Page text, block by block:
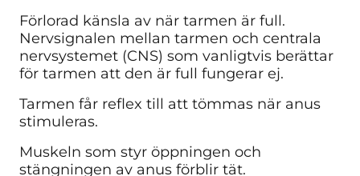
Förlorad känsla av när tarmen är full.
Nervsignalen mellan tarmen och centrala
nervsystemet (CNS) som vanligtvis berättar
för tarmen att den är full fungerar ej.
Tarmen får reflex till att tömmas när anus
stimuleras.
Muskeln som styr öppningen och
stängningen av anus förblir tät.